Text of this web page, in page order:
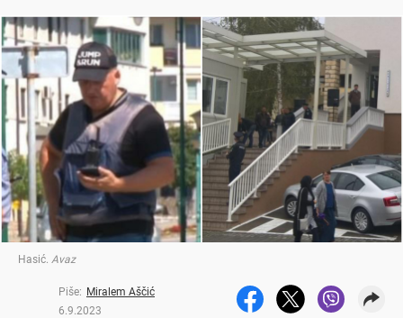
Hasić. Avaz
Piše: Miralem Aščić
6.9.2023